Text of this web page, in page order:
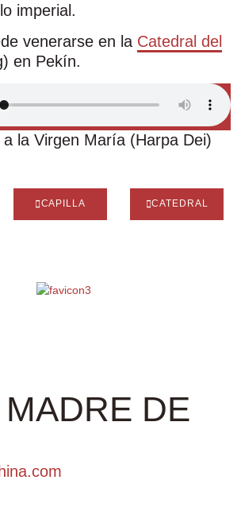
imperial.
venerarse en la Catedral del
en Pekín.
la Virgen María (Harpa Dei)
CAPILLA CATEDRAL
DE